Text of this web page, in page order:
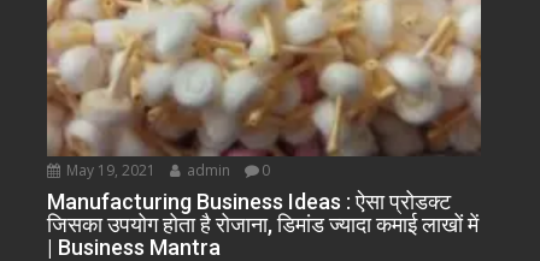
May 19, 2021 admin 0
Manufacturing Business Ideas : ऐसा प्रोडक्ट
जिसका उपयोग होता है रोजाना, डिमांड ज्यादा कमाई लाखों में
| Business Mantra